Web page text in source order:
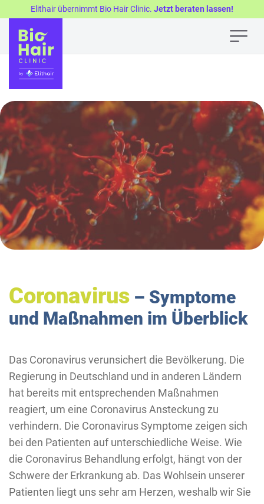
Elithair übernimmt Bio Hair Clinic. Jetzt beraten lassen!
Coronavirus – Symptome
und Maßnahmen im Überblick
Das Coronavirus verunsichert die Bevölkerung. Die
Regierung in Deutschland und in anderen Ländern
hat bereits mit entsprechenden Maßnahmen
reagiert, um eine Coronavirus Ansteckung zu
verhindern. Die Coronavirus Symptome zeigen sich
bei den Patienten auf unterschiedliche Weise. Wie
die Coronavirus Behandlung erfolgt, hängt von der
Schwere der Erkrankung ab. Das Wohlsein unserer
Patienten liegt uns sehr am Herzen, weshalb wir Sie